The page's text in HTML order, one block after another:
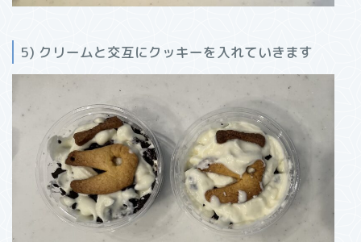
5) クリームと交互にクッキーを入れていきます